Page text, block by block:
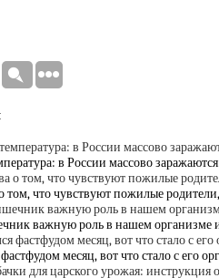
в России массово
что чувствуют пожилые
важную роль в нашем организме
месяц, вот что стало с его